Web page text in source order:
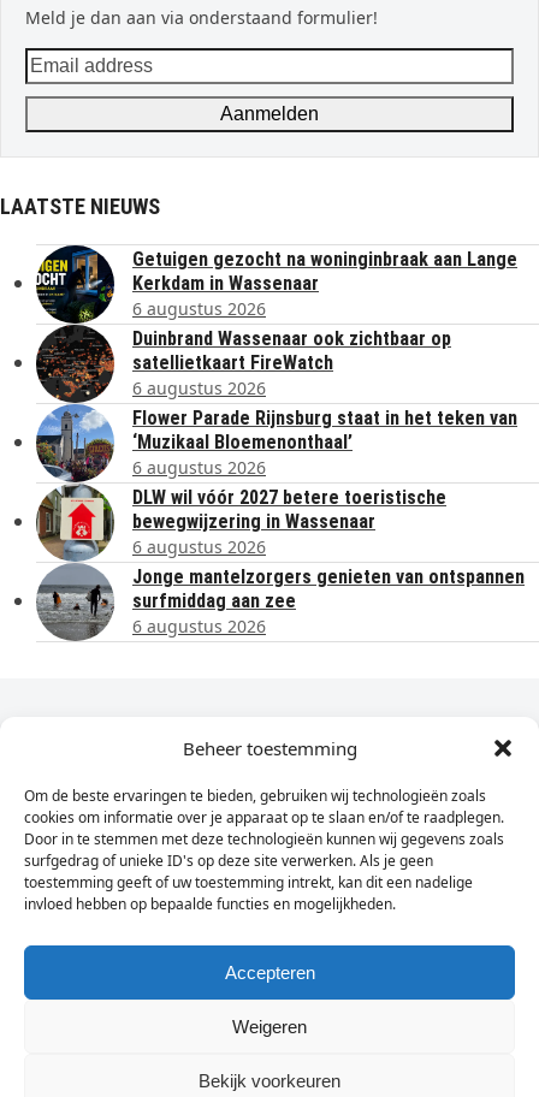
Beheer toestemming
Om de beste ervaringen te bieden, gebruiken wij technologieën zoals
cookies om informatie over je apparaat op te slaan en/of te raadplegen.
Door in te stemmen met deze technologieën kunnen wij gegevens zoals
surfgedrag of unieke ID's op deze site verwerken. Als je geen
toestemming geeft of uw toestemming intrekt, kan dit een nadelige
invloed hebben op bepaalde functies en mogelijkheden.
Accepteren
Weigeren
Bekijk voorkeuren
Meld je dan aan via onderstaand formulier!
Email
address
Aanmelden
LAATSTE NIEUWS
Getuigen gezocht na woninginbraak aan Lange
Kerkdam in Wassenaar
6 augustus 2026
Duinbrand Wassenaar ook zichtbaar op
satellietkaart FireWatch
6 augustus 2026
Flower Parade Rijnsburg staat in het teken van
‘Muzikaal Bloemenonthaal’
6 augustus 2026
DLW wil vóór 2027 betere toeristische
bewegwijzering in Wassenaar
6 augustus 2026
Jonge mantelzorgers genieten van ontspannen
surfmiddag aan zee
6 augustus 2026
Dagelijks het laatste nieuws in je e-mail?
Vul
hier
je
e-
mailadres
in
Sign Up